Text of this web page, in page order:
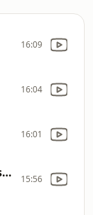
16:09
16:04
16:01
Se eu quiser falar com Deus [3nsZ] 15:56